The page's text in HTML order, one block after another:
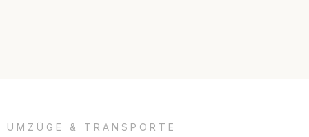
UMZÜGE & TRANSPORTE